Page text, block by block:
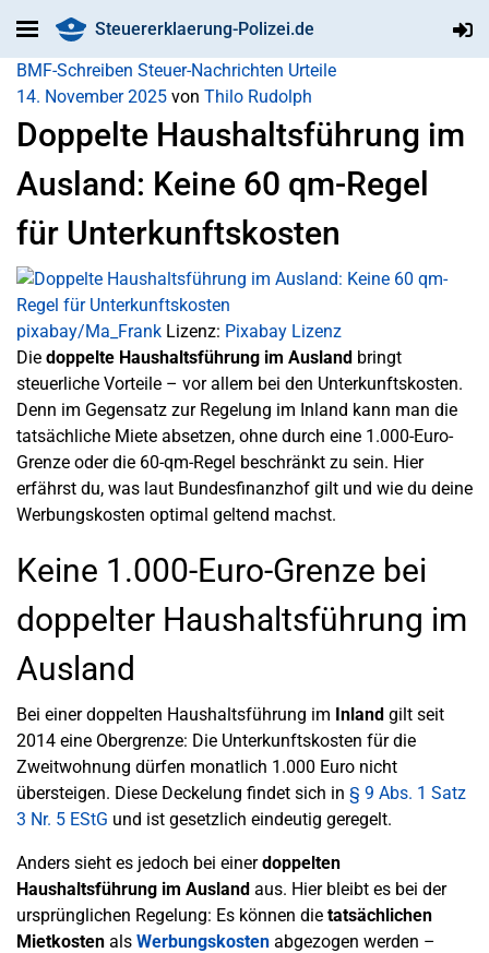
Steuererklaerung-Polizei.de
BMF-Schreiben Steuer-Nachrichten Urteile
14. November 2025 von Thilo Rudolph
Doppelte Haushaltsführung im
Ausland: Keine 60 qm-Regel
für Unterkunftskosten
pixabay/Ma_Frank Lizenz: Pixabay Lizenz
Die doppelte Haushaltsführung im Ausland bringt
steuerliche Vorteile – vor allem bei den Unterkunftskosten.
Denn im Gegensatz zur Regelung im Inland kann man die
tatsächliche Miete absetzen, ohne durch eine 1.000-Euro-
Grenze oder die 60-qm-Regel beschränkt zu sein. Hier
erfährst du, was laut Bundesfinanzhof gilt und wie du deine
Werbungskosten optimal geltend machst.
Keine 1.000-Euro-Grenze bei
doppelter Haushaltsführung im
Ausland
Bei einer doppelten Haushaltsführung im Inland gilt seit
2014 eine Obergrenze: Die Unterkunftskosten für die
Zweitwohnung dürfen monatlich 1.000 Euro nicht
übersteigen. Diese Deckelung findet sich in § 9 Abs. 1 Satz
3 Nr. 5 EStG und ist gesetzlich eindeutig geregelt.
Anders sieht es jedoch bei einerdoppelten
Haushaltsführung im Ausland aus. Hier bleibt es bei der
ursprünglichen Regelung: Es können die tatsächlichen
Mietkosten als Werbungskosten abgezogen werden –